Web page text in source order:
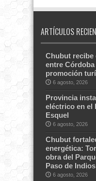
ARTÍCULOS
Chubut recibe
entre
promoción
6 agosto, 2026
Provincia
eléctrico en el
Esquel
6 agosto, 2026
Chubut
energética:
obra del
Paso de Indios
6 agosto, 2026